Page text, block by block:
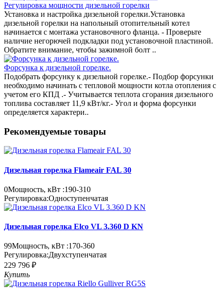
Регулировка мощности дизельной горелки
Установка и настройка дизельной горелки.Установка
дизельной горелки на напольный отопительный котел
начинается с монтажа установочного фланца. - Проверьте
наличие негорючей подкладки под установочной пластиной.
Обратите внимание, чтобы зажимной болт ..
Форсунка к дизельной горелке.
Подобрать форсунку к дизельной горелке.- Подбор форсунки
необходимо начинать с тепловой мощности котла отопления с
учетом его КПД .- Учитывается теплота сгорания дизельного
топлива составляет 11,9 кВт/кг.- Угол и форма форсунки
определяется характери..
Рекомендуемые товары
Дизельная горелка Flameair FAL 30
0Мощность, кВт :190-310
Регулировка:Одноступенчатая
Дизельная горелка Elco VL 3.360 D KN
99Мощность, кВт :170-360
Регулировка:Двухступенчатая
229 796 ₽
Купить